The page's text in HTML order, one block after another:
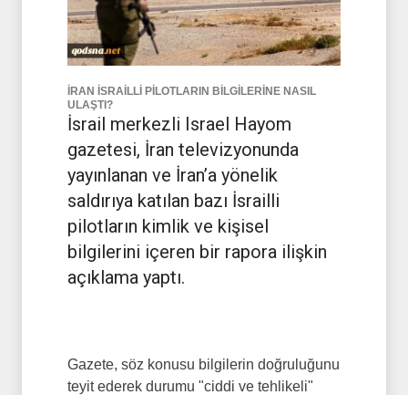
İRAN İSRAİLLİ PİLOTLARIN BİLGİLERİNE NASIL
ULAŞTI?
İsrail merkezli Israel Hayom
gazetesi, İran televizyonunda
yayınlanan ve İran’a yönelik
saldırıya katılan bazı İsrailli
pilotların kimlik ve kişisel
bilgilerini içeren bir rapora ilişkin
açıklama yaptı.
Gazete, söz konusu bilgilerin doğruluğunu
teyit ederek durumu "ciddi ve tehlikeli"